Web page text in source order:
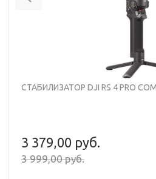
СТАБИЛИЗАТОР DJI RS 4 PRO
3 379,00 руб.
3 999,00 руб.